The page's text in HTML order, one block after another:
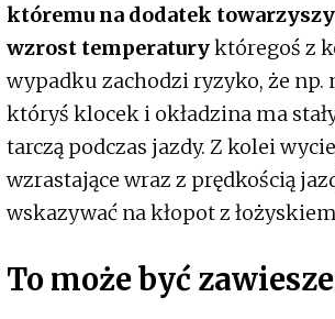
któremu na dodatek
wzrost temperaturyktóregoś z
wypadku zachodzi ryzyko, że np.
któryś klocek i okładzina ma
tarczą podczas jazdy. Z kolei
wzrastające wraz z prędkością
wskazywać na kłopot z
To może być